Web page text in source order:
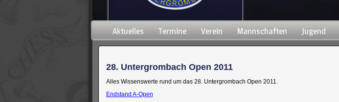
Navigation
überspringen
Aktuelles Termine Verein Mannschaften Jugend
28. Untergrombach Open 2011
Alles Wissenswerte rund um das 28. Untergrombach Open 2011.
Endstand A-Open